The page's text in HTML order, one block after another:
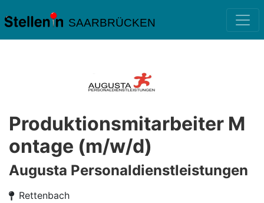
SAARBRÜCKEN
Produktionsmitarbeiter M
ontage (m/w/d)
Augusta Personaldienstleistungen
Rettenbach